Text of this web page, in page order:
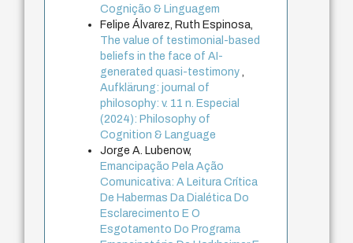
Cognição & Linguagem
Felipe Álvarez, Ruth Espinosa,
The value of testimonial-based
beliefs in the face of AI-
generated quasi-testimony
Aufklärung: journal of
philosophy: v. 11 n. Especial
(2024): Philosophy of
Cognition & Language
Jorge A. Lubenow,
Emancipação Pela Ação
Comunicativa: A Leitura Crítica
De Habermas Da Dialética Do
Esclarecimento E O
Esgotamento Do Programa